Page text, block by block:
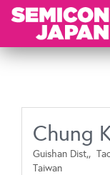
Chung
Guishan Dist,,
Taiwan